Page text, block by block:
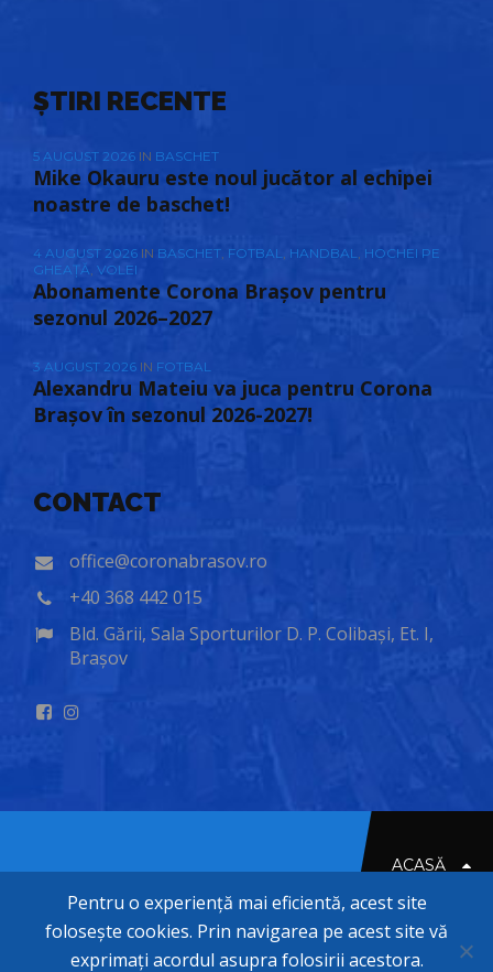
ȘTIRI RECENTE
5 AUGUST 2026 IN BASCHET
Mike Okauru este noul jucător al echipei
noastre de baschet!
4 AUGUST 2026 IN BASCHET, FOTBAL, HANDBAL, HOCHEI PE
GHEAȚĂ, VOLEI
Abonamente Corona Brașov pentru
sezonul 2026–2027
3 AUGUST 2026 IN FOTBAL
Alexandru Mateiu va juca pentru Corona
Brașov în sezonul 2026-2027!
CONTACT
office@coronabrasov.ro
+40 368 442 015
Bld. Gării, Sala Sporturilor D. P. Colibași, Et. I,
Brașov
ACASĂ
© 2020-2026 CORONA BRASOV
Pentru o experiență mai eficientă, acest site
folosește cookies. Prin navigarea pe acest site vă
exprimați acordul asupra folosirii acestora.